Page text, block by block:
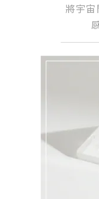
將宇宙